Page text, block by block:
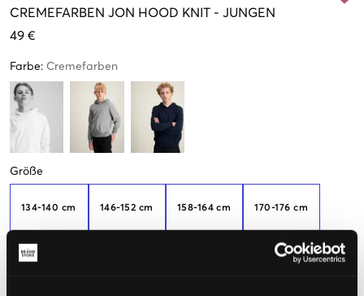
CREMEFARBEN JON HOOD KNIT - JUNGEN
49 €
Farbe: Cremefarben
Größe
134-140 cm 146-152 cm 158-164 cm 170-176 cm
Nur noch
wenige
verfügbar